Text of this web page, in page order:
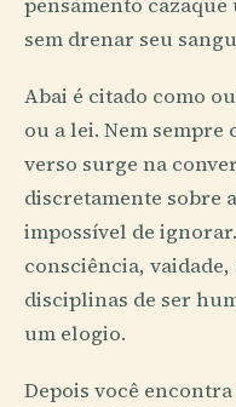
sem drenar seu
Abai é citado como
ou a lei. Nem sempre
verso surge na
discretamente sobre
impossível de
consciência,
disciplinas de ser
um elogio.
Depois você